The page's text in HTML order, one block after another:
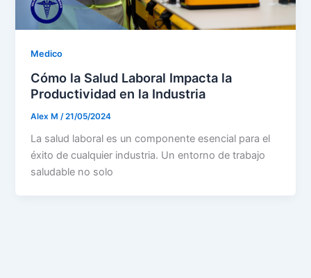
Medico
Cómo la Salud Laboral Impacta la
Productividad en la Industria
Alex M /21/05/2024
La salud laboral es un componente esencial para el
éxito de cualquier industria. Un entorno de trabajo
saludable no solo